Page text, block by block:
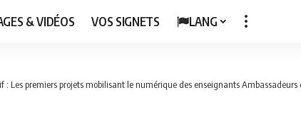
& VIDÉOS VOS SIGNETS LANG
: Les premiers projets mobilisant le numérique des enseignants